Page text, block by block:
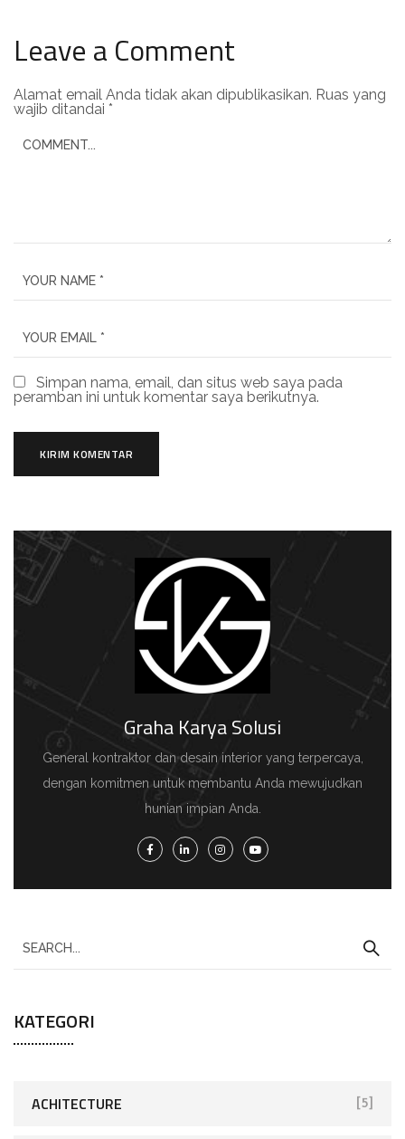
Leave a Comment
Alamat email Anda tidak akan dipublikasikan. Ruas yang
wajib ditandai *
Simpan nama, email, dan situs web saya pada
peramban ini untuk komentar saya berikutnya.
Graha Karya Solusi
General kontraktor dan desain interior yang terpercaya,
dengan komitmen untuk membantu Anda mewujudkan
hunian impian Anda.
KATEGORI
ACHITECTURE [5]